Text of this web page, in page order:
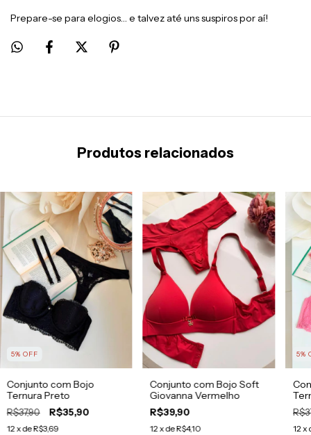
Prepare-se para elogios… e talvez até uns suspiros por aí!
Produtos relacionados
5% OFF
Conjunto com Bojo
Ternura Preto
R$37,90 R$35,90
12 x deR$3,69
Conjunto com Bojo Soft
Giovanna Vermelho
R$39,90
12 x deR$4,10
5%
12x